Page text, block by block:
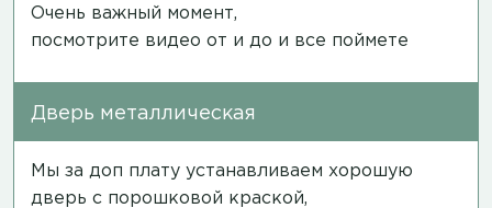
Очень важный момент,
посмотрите видео от и до и все поймете
Дверь металлическая
Мы за доп плату устанавливаем хорошую
дверь с порошковой краской,